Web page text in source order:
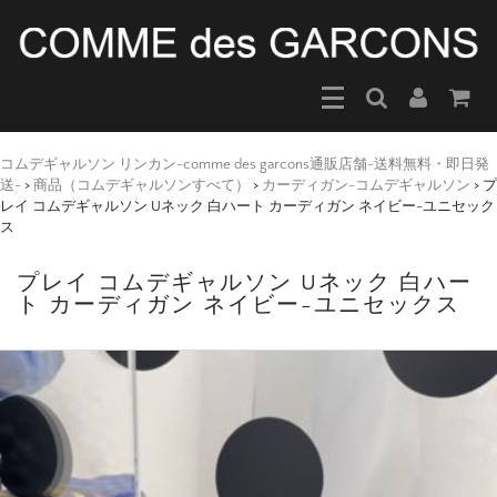
コムデギャルソン リンカン-comme des garcons通販店舗-送料無料・即日発
送- > 商品（コムデギャルソンすべて） > カーディガン-コムデギャルソン > プ
レイ コムデギャルソン Uネック 白ハート カーディガン ネイビー-ユニセック
ス
プレイ コムデギャルソン Uネック 白ハー
ト カーディガン ネイビー-ユニセックス